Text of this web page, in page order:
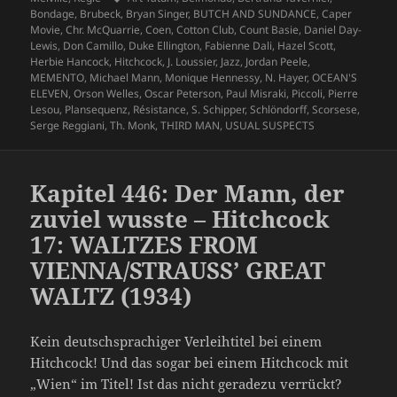
Bondage, Brubeck, Bryan Singer, BUTCH AND SUNDANCE,Caper
Movie,Chr. McQuarrie,Coen,Cotton Club,Count Basie, Daniel Day-
Lewis, Don Camillo, Duke Ellington, Fabienne Dali, Hazel Scott,
Herbie Hancock, Hitchcock, J. Loussier, Jazz, Jordan Peele,
MEMENTO, Michael Mann, Monique Hennessy, N. Hayer,OCEAN'S
ELEVEN,Orson Welles,Oscar Peterson, Paul Misraki, Piccoli, Pierre
Lesou, Plansequenz, Résistance,S. Schipper,Schlöndorff,Scorsese,
Serge Reggiani,Th. Monk,THIRD MAN, USUAL SUSPECTS
Kapitel 446: Der Mann, der
zuviel wusste – Hitchcock
17: WALTZES FROM
VIENNA/STRAUSS’ GREAT
WALTZ (1934)
Kein deutschsprachiger Verleihtitel bei einem
Hitchcock! Und das sogar bei einem Hitchcock mit
„Wien“ im Titel! Ist das nicht geradezu verrückt?